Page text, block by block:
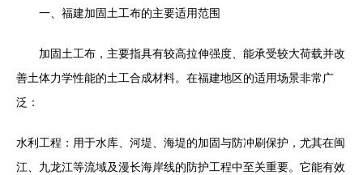
一、福建加固土工布的主要适用范围
加固土工布，主要指具有较高拉伸强度、能承受较大荷载并改
善土体力学性能的土工合成材料。在福建地区的适用场景非常广
泛：
水利工程：用于水库、河堤、海堤的加固与防冲刷保护，尤其在闽
江、九龙江等流域及漫长海岸线的防护工程中至关重要。它能有效